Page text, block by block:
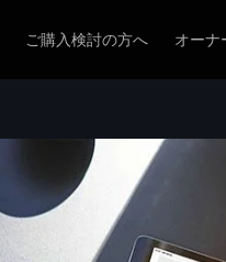
ご購入検討の方へ オーナ